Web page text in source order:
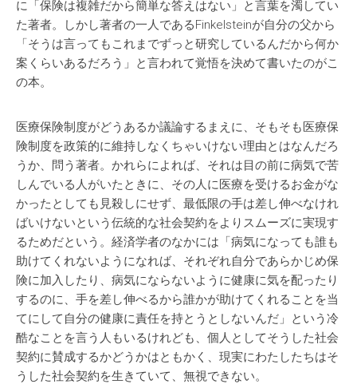
に「保険は複雑だから簡単な答えはない」と言葉を濁してい
た著者。しかし著者の一人であるFinkelsteinが自分の父から
「そうは言ってもこれまでずっと研究しているんだから何か
案くらいあるだろう」と言われて覚悟を決めて書いたのがこ
の本。
医療保険制度がどうあるか議論するまえに、そもそも医療保
険制度を政策的に維持しなくちゃいけない理由とはなんだろ
うか、問う著者。かれらによれば、それは目の前に病気で苦
しんでいる人がいたときに、その人に医療を受けるお金がな
かったとしても見殺しにせず、最低限の手は差し伸べなけれ
ばいけないという伝統的な社会契約をよりスムーズに実現す
るためだという。経済学者のなかには「病気になっても誰も
助けてくれないようになれば、それぞれ自分であらかじめ保
険に加入したり、病気にならないように健康に気を配ったり
するのに、手を差し伸べるから誰かが助けてくれることを当
てにして自分の健康に責任を持とうとしないんだ」という冷
酷なことを言う人もいるけれども、個人としてそうした社会
契約に賛成するかどうかはともかく、現実にわたしたちはそ
うした社会契約を生きていて、無視できない。